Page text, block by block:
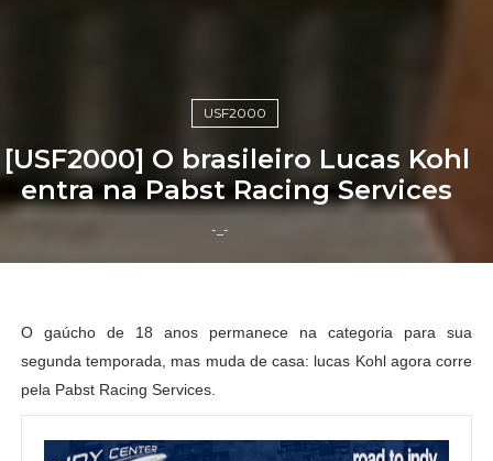
USF2000
[USF2000] O brasileiro Lucas Kohl
entra na Pabst Racing Services
-_-
O gaúcho de 18 anos permanece na categoria para sua
segunda temporada, mas muda de casa: lucas Kohl agora corre
pela Pabst Racing Services.